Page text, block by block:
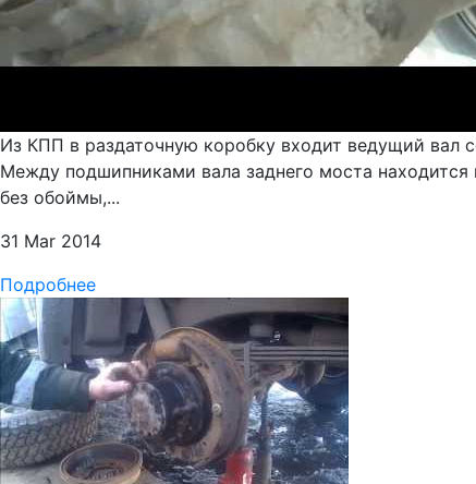
Из КПП в раздаточную коробку входит ведущий вал
Между подшипниками вала заднего моста
без обоймы,...
31 Mar 2014
Подробнее